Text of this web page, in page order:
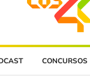
CONCURSOS